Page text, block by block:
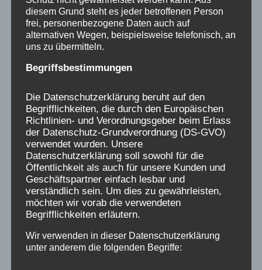
Bundesebene, jeweils letzten Mittwoch, 19
Uhr
diesem Grund steht es jeder betroffenen Person
frei, personenbezogene Daten auch auf
alternativen Wegen, beispielsweise telefonisch, an
uns zu übermitteln.
Begriffsbestimmungen
Die Datenschutzerklärung beruht auf den
Begrifflichkeiten, die durch den Europäischen
Richtlinien- und Verordnungsgeber beim Erlass
der Datenschutz-Grundverordnung (DS-GVO)
verwendet wurden. Unsere
Datenschutzerklärung soll sowohl für die
Öffentlichkeit als auch für unsere Kunden und
Geschäftspartner einfach lesbar und
verständlich sein. Um dies zu gewährleisten,
möchten wir vorab die verwendeten
Begrifflichkeiten erläutern.
Wir verwenden in dieser Datenschutzerklärung
unter anderem die folgenden Begriffe: